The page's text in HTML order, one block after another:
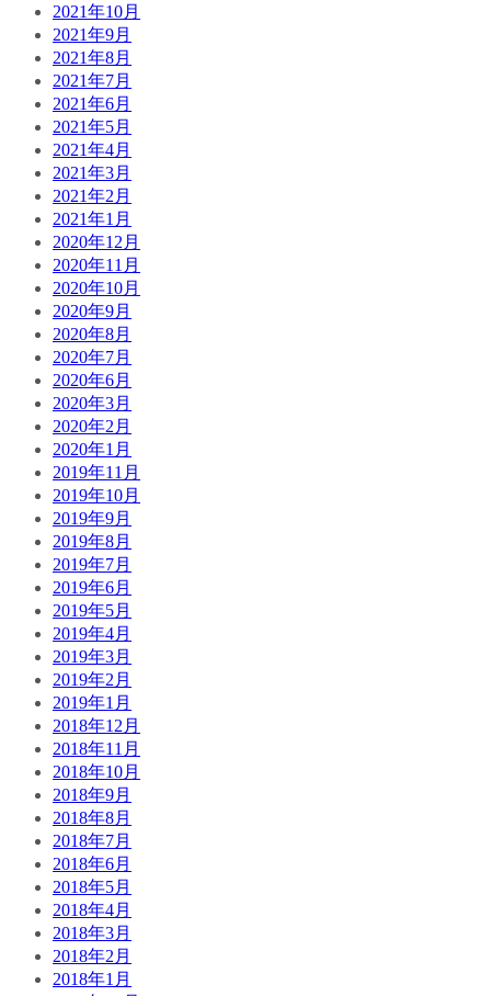
2021年10月
2021年9月
2021年8月
2021年7月
2021年6月
2021年5月
2021年4月
2021年3月
2021年2月
2021年1月
2020年12月
2020年11月
2020年10月
2020年9月
2020年8月
2020年7月
2020年6月
2020年3月
2020年2月
2020年1月
2019年11月
2019年10月
2019年9月
2019年8月
2019年7月
2019年6月
2019年5月
2019年4月
2019年3月
2019年2月
2019年1月
2018年12月
2018年11月
2018年10月
2018年9月
2018年8月
2018年7月
2018年6月
2018年5月
2018年4月
2018年3月
2018年2月
2018年1月